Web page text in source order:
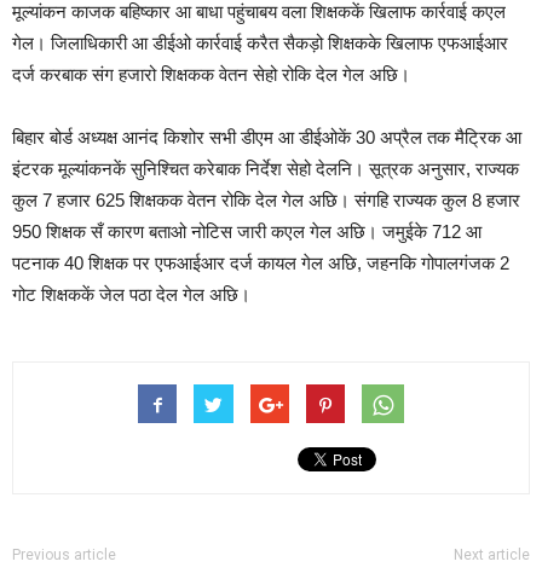
मूल्यांकन काजक बहिष्कार आ बाधा पहुंचाबय वला शिक्षककें खिलाफ कार्रवाई कएल
गेल। जिलाधिकारी आ डीईओ कार्रवाई करैत सैकड़ो शिक्षकके खिलाफ एफआईआर
दर्ज करबाक संग हजारो शिक्षकक वेतन सेहो रोकि देल गेल अछि।
बिहार बोर्ड अध्यक्ष आनंद किशोर सभी डीएम आ डीईओकें 30 अप्रैल तक मैट्रिक आ
इंटरक मूल्यांकनकें सुनिश्चित करेबाक निर्देश सेहो देलनि। सूत्रक अनुसार, राज्यक
कुल 7 हजार 625 शिक्षकक वेतन रोकि देल गेल अछि। संगहि राज्यक कुल 8 हजार
950 शिक्षक सँ कारण बताओ नोटिस जारी कएल गेल अछि। जमुईके 712 आ
पटनाक 40 शिक्षक पर एफआईआर दर्ज कायल गेल अछि, जहनकि गोपालगंजक 2
गोट शिक्षककें जेल पठा देल गेल अछि।
Previous article Next article